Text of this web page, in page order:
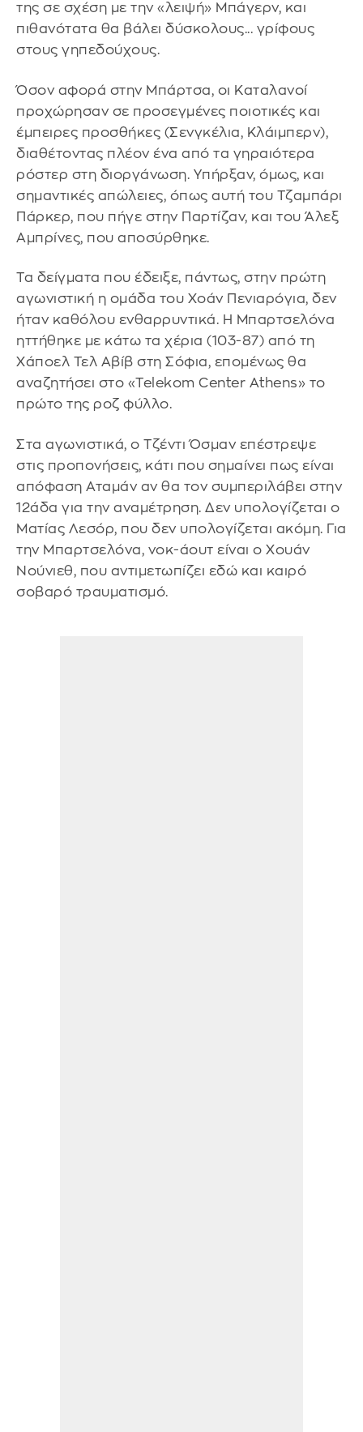
της σε σχέση με την «λειψή» Μπάγερν, και
πιθανότατα θα βάλει δύσκολους... γρίφους
στους γηπεδούχους.
Όσον αφορά στην Μπάρτσα, οι Καταλανοί
προχώρησαν σε προσεγμένες ποιοτικές και
έμπειρες προσθήκες (Σενγκέλια, Κλάιμπερν),
διαθέτοντας πλέον ένα από τα γηραιότερα
ρόστερ στη διοργάνωση. Υπήρξαν, όμως, και
σημαντικές απώλειες, όπως αυτή του Τζαμπάρι
Πάρκερ, που πήγε στην Παρτίζαν, και του Άλεξ
Αμπρίνες, που αποσύρθηκε.
Τα δείγματα που έδειξε, πάντως, στην πρώτη
αγωνιστική η ομάδα του Χοάν Πενιαρόγια, δεν
ήταν καθόλου ενθαρρυντικά. Η Μπαρτσελόνα
ηττήθηκε με κάτω τα χέρια (103-87) από τη
Χάποελ Τελ Αβίβ στη Σόφια, επομένως θα
αναζητήσει στο «Telekom Center Athens» το
πρώτο της ροζ φύλλο.
Στα αγωνιστικά, ο Τζέντι Όσμαν επέστρεψε
στις προπονήσεις, κάτι που σημαίνει πως είναι
απόφαση Αταμάν αν θα τον συμπεριλάβει στην
12άδα για την αναμέτρηση. Δεν υπολογίζεται ο
Ματίας Λεσόρ, που δεν υπολογίζεται ακόμη. Για
την Μπαρτσελόνα, νοκ-άουτ είναι ο Χουάν
Νούνιεθ, που αντιμετωπίζει εδώ και καιρό
σοβαρό τραυματισμό.